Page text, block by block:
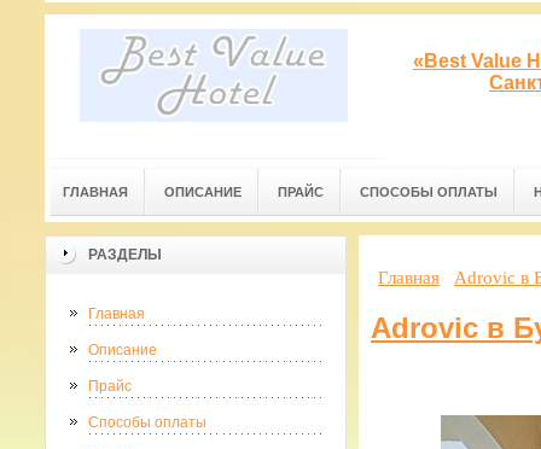
«Best Value
ГЛАВНАЯ ОПИСАНИЕ ПРАЙС СПОСОБЫ ОПЛАТЫ
РАЗДЕЛЫ
Главная
Описание
Прайс
Способы оплаты
Главная Adrovic в
Adrovic в